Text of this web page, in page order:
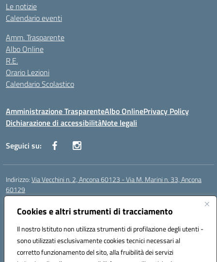
Cookies e altri strumenti di tracciamento
Il nostro Istituto non utilizza strumenti di profilazione degli utenti -
sono utilizzati esclusivamente cookies tecnici necessari al
corretto funzionamento del sito, alla fruibilità dei servizi
Le notizie
Calendario eventi
Amm. Trasparente
Albo Online
R.E.
Orario Lezioni
Calendario Scolastico
Amministrazione TrasparenteAlbo OnlinePrivacy Policy
Dichiarazione di accessibilitàNote legali
Seguici su:
Indirizzo:Via Vecchini n. 2, Ancona 60123 - Via M. Marini n. 33, Ancona
60129
Centralino:
Posta elettronica certificata (PEC):anis01200g@pec.istruzione.it
Codice fiscale: 93122280428
Codice meccanografico:ANIS01200G
Codice Indice delle Pubbliche Amministrazioni (IPA): istsc_ANIS01200G
Codice unico di fatturazione (CUF): UF434M